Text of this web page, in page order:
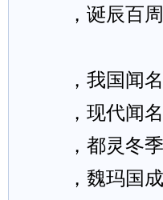
，诞辰百周
，我国闻名
，现代闻名
，都灵冬季
，魏玛国成